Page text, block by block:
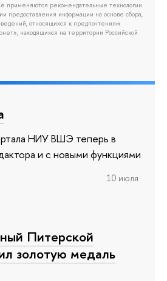
применяются рекомендательные технологии
предоставления информации на основе сбора,
относящихся к предпочтениям
находящихся на территории Российской
НИУ ВШЭ теперь в
и с новыми функциями
10 июля
Питерской
золотую медаль